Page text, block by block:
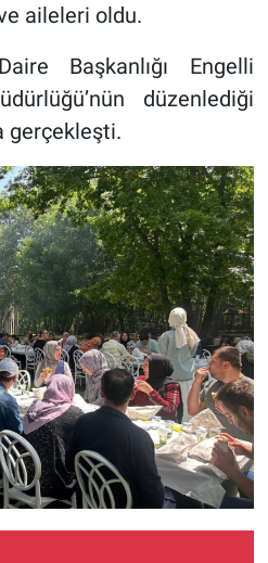
aileleri oldu.
Başkanlığı Engelli
düzenlediği
gerçekleşti.